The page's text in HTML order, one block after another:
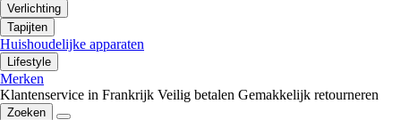
Verlichting
Tapijten
Huishoudelijke apparaten
Lifestyle
Merken
Klantenservice in Frankrijk Veilig betalen Gemakkelijk retourneren
Zoeken